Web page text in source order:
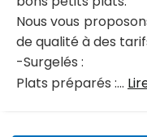
Nous vous
de qualité à des
-Surgelés :
Plats préparés :...